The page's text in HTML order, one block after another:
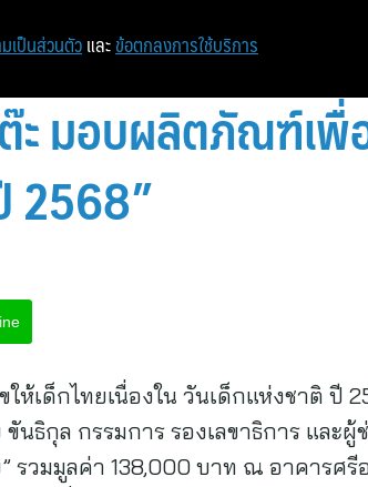
หน้าแรก ท่องเที่ยว
ต๊ะ มอบผลิตภัณฑ์เ
2568”
ห้เด็กไทยเนื่องใน วันเด็กแห่งชาติ ปี
ขันธิกุล กรรมการ รองเลขาธิการ แ
รวมมูลค่า 138,000 บาท ณ อาคารศ
เป็นส่วนตัว และ ข้อตกลงการใช้บริการ